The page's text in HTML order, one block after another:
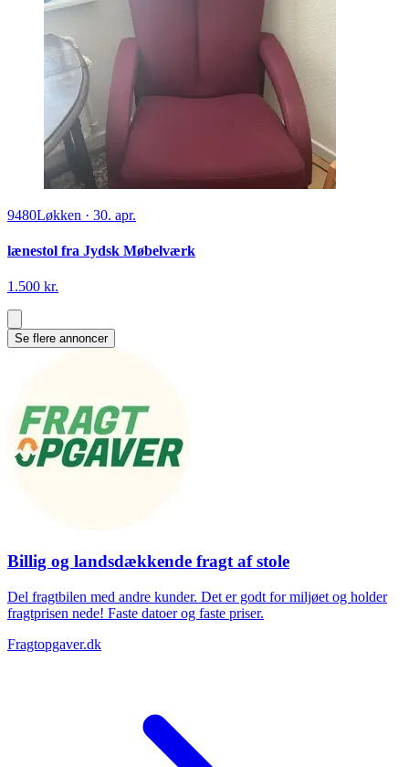
9480Løkken · 30. apr.
lænestol fra Jydsk Møbelværk
1.500 kr.
Se flere annoncer
Billig og landsdækkende fragt af stole
Del fragtbilen med andre kunder. Det er godt for miljøet og holder
fragtprisen nede! Faste datoer og faste priser.
Fragtopgaver.dk